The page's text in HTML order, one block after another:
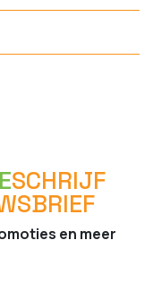
SCHRIJF
en meer